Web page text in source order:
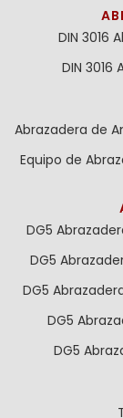
DIN 3016
DIN
Abrazadera de
Equipo de
DG5
DG5
DG5
DG5
DG5